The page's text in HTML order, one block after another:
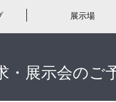
展示場
展示会のご